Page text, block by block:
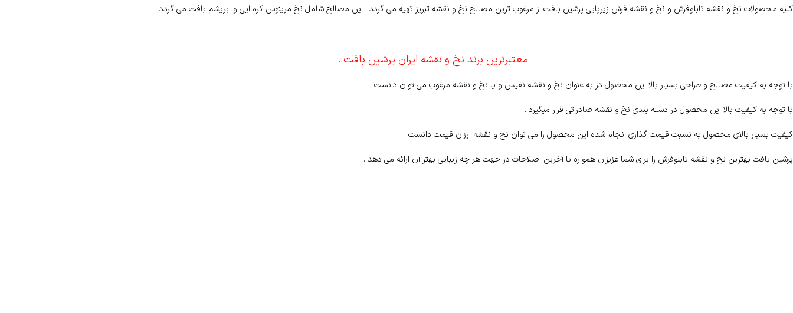
کلیه محصولات نخ و نقشه تابلوفرش و نخ و نقشه فرش زیرپایی پرشین بافت از مرغوب ترین مصالح نخ و نقشه تبریز تهیه می گردد . این مصالح شامل نخ مرینوس کره ایی و ابریشم بافت می گردد .
معتبرترین برند نخ و نقشه ایران پرشین بافت .
با توجه به کیفیت مصالح و طراحی بسیار بالا این محصول در به عنوان نخ و نقشه نفیس و یا نخ و نقشه مرغوب می توان دانست .
با توجه به کیفیت بالا این محصول در دسته بندی نخ و نقشه صادراتی قرار میگیرد .
کیفیت بسیار بالای محصول به نسبت قیمت گذاری انجام شده این محصول را می توان نخ و نقشه ارزان قیمت دانست .
پرشین بافت بهترین نخ و نقشه تابلوفرش را برای شما عزیزان همواره با آخرین اصلاحات در جهت هر چه زیبایی بهتر آن ارائه می دهد .